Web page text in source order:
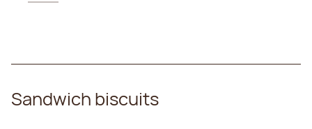
Sandwich biscuits